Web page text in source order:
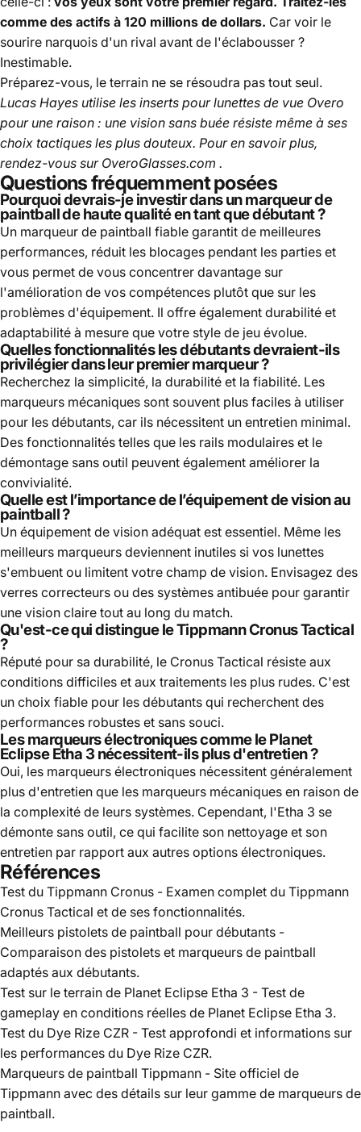
comme des actifs à 120 millions de dollars. Car voir le
sourire narquois d'un rival avant de l'éclabousser ?
Inestimable.
Préparez-vous, le terrain ne se résoudra pas tout seul.
Lucas Hayes utilise les inserts pour lunettes de vue Overo
pour une raison : une vision sans buée résiste même à ses
choix tactiques les plus douteux. Pour en savoir plus,
rendez-vous sur OveroGlasses.com .
Questions fréquemment posées
Pourquoi devrais-je investir dans un marqueur de
paintball de haute qualité en tant que débutant ?
Un marqueur de paintball fiable garantit de meilleures
performances, réduit les blocages pendant les parties et
vous permet de vous concentrer davantage sur
l'amélioration de vos compétences plutôt que sur les
problèmes d'équipement. Il offre également durabilité et
adaptabilité à mesure que votre style de jeu évolue.
Quelles fonctionnalités les débutants devraient-ils
privilégier dans leur premier marqueur ?
Recherchez la simplicité, la durabilité et la fiabilité. Les
marqueurs mécaniques sont souvent plus faciles à utiliser
pour les débutants, car ils nécessitent un entretien minimal.
Des fonctionnalités telles que les rails modulaires et le
démontage sans outil peuvent également améliorer la
convivialité.
Quelle est l’importance de l’équipement de vision au
paintball ?
Un équipement de vision adéquat est essentiel. Même les
meilleurs marqueurs deviennent inutiles si vos lunettes
s'embuent ou limitent votre champ de vision. Envisagez des
verres correcteurs ou des systèmes antibuée pour garantir
une vision claire tout au long du match.
Qu'est-ce qui distingue le Tippmann Cronus Tactical
?
Réputé pour sa durabilité, le Cronus Tactical résiste aux
conditions difficiles et aux traitements les plus rudes. C'est
un choix fiable pour les débutants qui recherchent des
performances robustes et sans souci.
Les marqueurs électroniques comme le Planet
Eclipse Etha 3 nécessitent-ils plus d'entretien ?
Oui, les marqueurs électroniques nécessitent généralement
plus d'entretien que les marqueurs mécaniques en raison de
la complexité de leurs systèmes. Cependant, l'Etha 3 se
démonte sans outil, ce qui facilite son nettoyage et son
entretien par rapport aux autres options électroniques.
Références
Test du Tippmann Cronus - Examen complet du Tippmann
Cronus Tactical et de ses fonctionnalités.
Meilleurs pistolets de paintball pour débutants -
Comparaison des pistolets et marqueurs de paintball
adaptés aux débutants.
Test sur le terrain de Planet Eclipse Etha 3 - Test de
gameplay en conditions réelles de Planet Eclipse Etha 3.
Test du Dye Rize CZR - Test approfondi et informations sur
les performances du Dye Rize CZR.
Marqueurs de paintball Tippmann - Site officiel de
Tippmann avec des détails sur leur gamme de marqueurs de
paintball.